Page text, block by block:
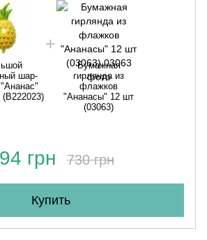
шар-
Бумажная
гирлянда из
флажков
"Ананасы" 12 шт
(03063)
грн 730 грн
Купить